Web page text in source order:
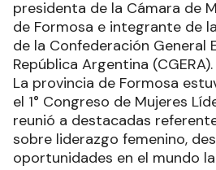
presidenta de la Cámara de
de Formosa e integrante de
de la Confederación General
República Argentina (CGERA).
La provincia de Formosa
el 1° Congreso de Mujeres
reunió a destacadas
sobre liderazgo femenino,
oportunidades en el mundo